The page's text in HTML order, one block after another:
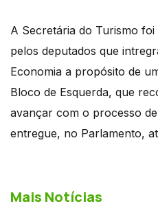
A Secretária do Turismo
pelos deputados que
Economia a propósito de
Bloco de Esquerda, que
avançar com o processo
entregue, no Parlamento,
Mais Notícias